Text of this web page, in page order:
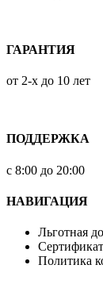
ГАРАНТИЯ
от 2-х до 10 лет
ПОДДЕРЖКА
с 8:00 до 20:00
НАВИГАЦИЯ
Льготная
Политика